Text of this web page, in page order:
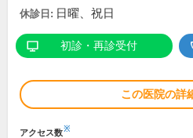
休診日: 日曜、祝日
初診・再診受付
この医院の詳
アクセス数※